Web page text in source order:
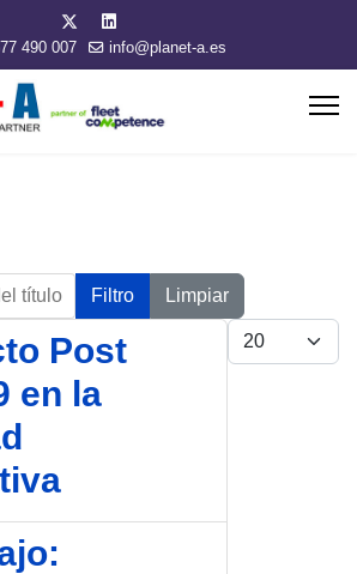
490 007 info@planet-a.es
título Filtro
Limpiar
Cantidad
Post
en la